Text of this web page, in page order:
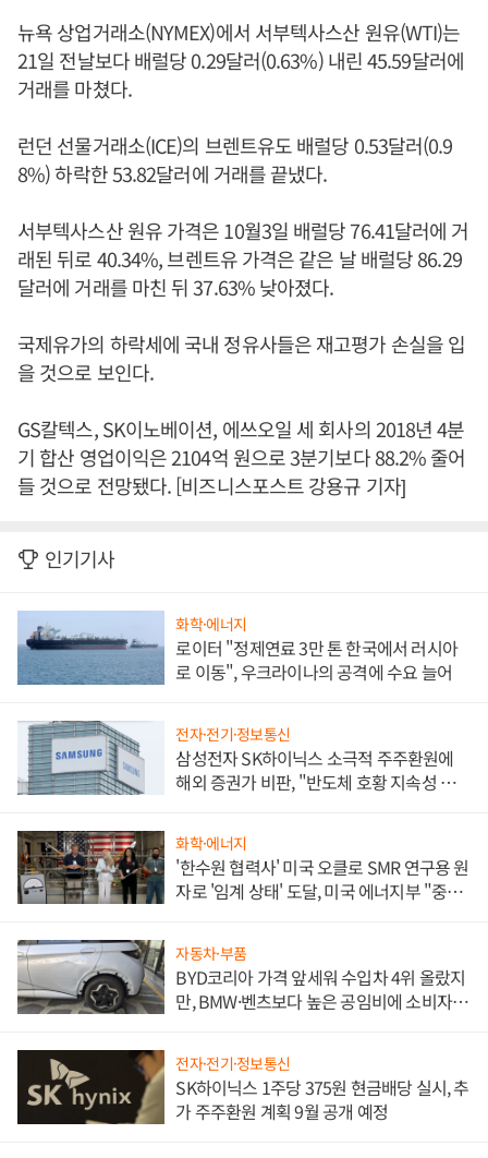
뉴욕 상업거래소(NYMEX)에서 서부텍사스산 원유(WTI)는
21일 전날보다 배럴당 0.29달러(0.63%) 내린 45.59달러에
거래를 마쳤다.
런던 선물거래소(ICE)의 브렌트유도 배럴당 0.53달러(0.9
8%) 하락한 53.82달러에 거래를 끝냈다.
서부텍사스산 원유 가격은 10월3일 배럴당 76.41달러에 거
래된 뒤로 40.34%, 브렌트유 가격은 같은 날 배럴당 86.29
달러에 거래를 마친 뒤 37.63% 낮아졌다.
국제유가의 하락세에 국내 정유사들은 재고평가 손실을 입
을 것으로 보인다.
GS칼텍스, SK이노베이션, 에쓰오일 세 회사의 2018년 4분
기 합산 영업이익은 2104억 원으로 3분기보다 88.2% 줄어
들 것으로 전망됐다. [비즈니스포스트 강용규 기자]
인기기사
화학·에너지
로이터 "정제연료 3만 톤 한국에서 러시아
로 이동", 우크라이나의 공격에 수요 늘어
전자·전기·정보통신
삼성전자 SK하이닉스 소극적 주주환원에
해외 증권가 비판, "반도체 호황 지속성 의
화학·에너지
'한수원 협력사' 미국 오클로 SMR 연구용 원
자로 '임계 상태' 도달, 미국 에너지부 "중요
자동차·부품
BYD코리아 가격 앞세워 수입차 4위 올랐지
만, BMW·벤츠보다 높은 공임비에 소비자
전자·전기·정보통신
SK하이닉스 1주당 375원 현금배당 실시, 추
가 주주환원 계획 9월 공개 예정